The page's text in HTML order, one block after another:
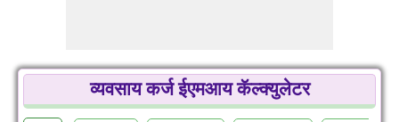
व्यवसाय कर्ज ईएमआय कॅल्क्युलेटर